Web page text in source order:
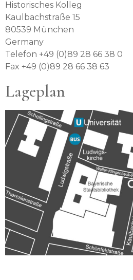
Historisches Kolleg
Kaulbachstraße 15
80539 München
Germany
Telefon +49 (0)89 28 66 38 0
Fax +49 (0)89 28 66 38 63
Lageplan